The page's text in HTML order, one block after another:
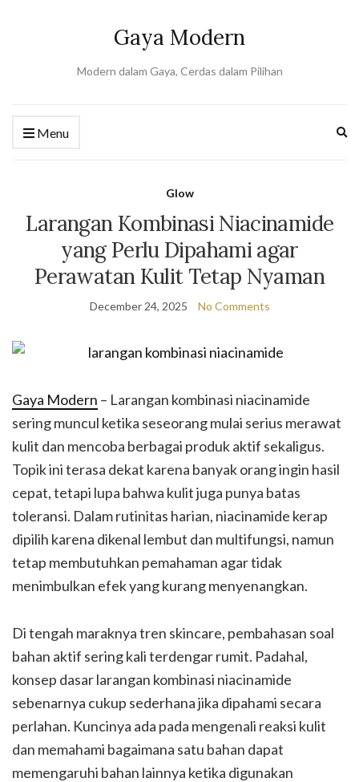
Gaya Modern
Modern dalam Gaya, Cerdas dalam Pilihan
Menu
Glow
Larangan Kombinasi Niacinamide
yang Perlu Dipahami agar
Perawatan Kulit Tetap Nyaman
December 24, 2025 No Comments
Gaya Modern – Larangan kombinasi niacinamide
sering muncul ketika seseorang mulai serius merawat
kulit dan mencoba berbagai produk aktif sekaligus.
Topik ini terasa dekat karena banyak orang ingin hasil
cepat, tetapi lupa bahwa kulit juga punya batas
toleransi. Dalam rutinitas harian, niacinamide kerap
dipilih karena dikenal lembut dan multifungsi, namun
tetap membutuhkan pemahaman agar tidak
menimbulkan efek yang kurang menyenangkan.
Di tengah maraknya tren skincare, pembahasan soal
bahan aktif sering kali terdengar rumit. Padahal,
konsep dasar larangan kombinasi niacinamide
sebenarnya cukup sederhana jika dipahami secara
perlahan. Kuncinya ada pada mengenali reaksi kulit
dan memahami bagaimana satu bahan dapat
memengaruhi bahan lainnya ketika digunakan